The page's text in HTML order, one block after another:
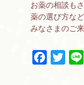
お薬の相談も
薬の選び方な
みなさまのご
w